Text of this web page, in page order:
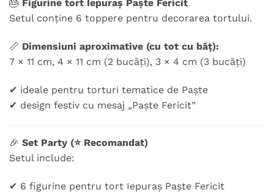
🎂 Figurine tort Iepuraș Paște Fericit
Setul conține 6 toppere pentru decorarea tortului.
📏 Dimensiuni aproximative (cu tot cu băț):
7 × 11 cm, 4 × 11 cm (2 bucăți), 3 × 4 cm (3 bucăți)
✔ ideale pentru torturi tematice de Paște
✔ design festiv cu mesaj „Paște Fericit”
🎉 Set Party (⭐ Recomandat)
Setul include:
✔ 6 figurine pentru tort Iepuraș Paște Fericit